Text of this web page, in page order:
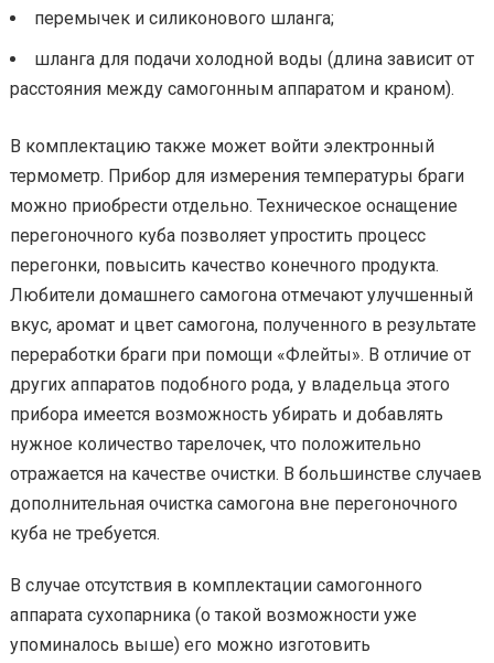
перемычек и силиконового шланга;
шланга для подачи холодной воды (длина зависит от
расстояния между самогонным аппаратом и краном).
В комплектацию также может войти электронный
термометр. Прибор для измерения температуры браги
можно приобрести отдельно. Техническое оснащение
перегоночного куба позволяет упростить процесс
перегонки, повысить качество конечного продукта.
Любители домашнего самогона отмечают улучшенный
вкус, аромат и цвет самогона, полученного в результате
переработки браги при помощи «Флейты». В отличие от
других аппаратов подобного рода, у владельца этого
прибора имеется возможность убирать и добавлять
нужное количество тарелочек, что положительно
отражается на качестве очистки. В большинстве случаев
дополнительная очистка самогона вне перегоночного
куба не требуется.
В случае отсутствия в комплектации самогонного
аппарата сухопарника (о такой возможности уже
упоминалось выше) его можно изготовить